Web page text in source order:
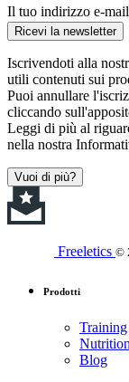
Il tuo indirizzo e-mail
Ricevi la newsletter
Iscrivendoti alla
utili contenuti sui
Puoi annullare
cliccando
Leggi di più al
nella nostra
Vuoi di più?
Freeletics ©
Prodotti
Training
Nutrition
Blog